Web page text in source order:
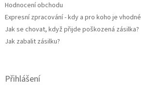
p
i
s
Hodnocení obchodu
Expresní zpracování - kdy a pro koho je vhodné
Jak se chovat, když přijde poškozená zásilka?
Jak zabalit zásilku?
Přihlášení